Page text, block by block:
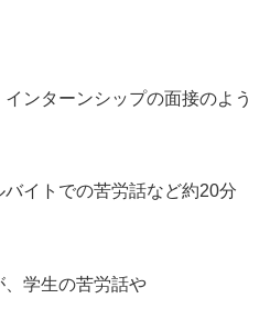
ンターンシップの面接のよう
イトでの苦労話など約20分
学生の苦労話や